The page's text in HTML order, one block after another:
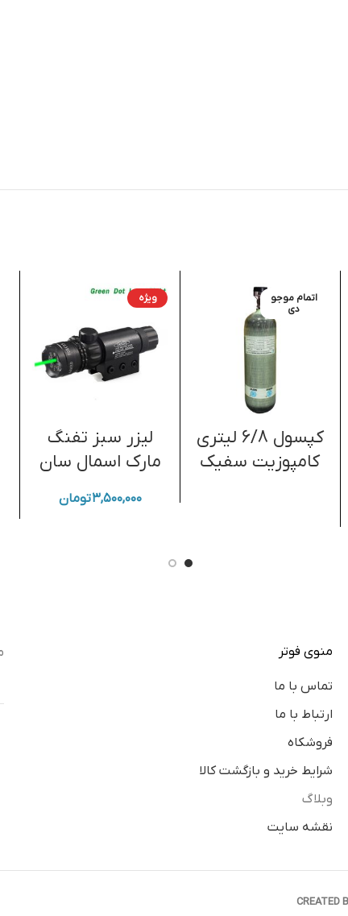
اتمام موجو
دی
کپسول 6/8 لیتری
کامپوزیت سفیک
ویژه
لیزر سبز تفنگ
مارک اسمال سان
۳,۵۰۰,۰۰۰تومان
منوی فوتر
تماس با ما
ارتباط با ما
فروشکاه
شرایط خرید و بازگشت کالا
وبلاگ
نقشه سایت